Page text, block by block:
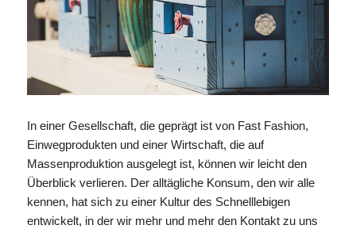
In einer Gesellschaft, die geprägt ist von Fast Fashion,
Einwegprodukten und einer Wirtschaft, die auf
Massenproduktion ausgelegt ist, können wir leicht den
Überblick verlieren. Der alltägliche Konsum, den wir alle
kennen, hat sich zu einer Kultur des Schnelllebigen
entwickelt, in der wir mehr und mehr den Kontakt zu uns